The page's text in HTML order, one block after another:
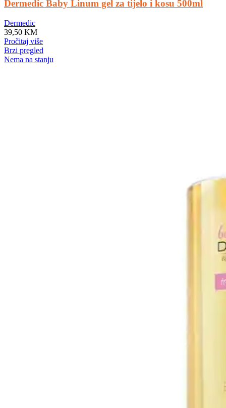
Dermedic Baby Linum gel za tijelo i kosu 500ml
Dermedic
39,50 KM
Pročitaj više
Brzi pregled
Nema na stanju